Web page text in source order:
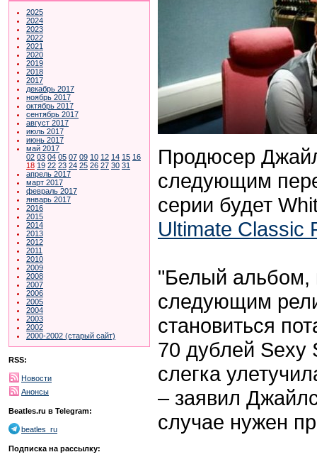
2025
2024
2023
2022
2021
2020
2019
2018
2017
декабрь 2017
ноябрь 2017
октябрь 2017
сентябрь 2017
август 2017
июль 2017
июнь 2017
май 2017
02 03 04 05 07 09 10 12 14 15 16
18 19 22 23 24 25 26 27 30 31
апрель 2017
март 2017
февраль 2017
январь 2017
2016
2015
2014
2013
2012
2011
2010
2009
2008
2007
2006
2005
2004
2003
2002
2000-2002 (старый сайт)
RSS:
Новости
Анонсы
Beatles.ru в Telegram:
beatles_ru
Подписка на рассылку:
Продюсер
следующим
серии будет
Ultimate Classic
"Белый альбом,
следующим
становиться
70 дублей Sexy
слегка
– заявил
случае нужен